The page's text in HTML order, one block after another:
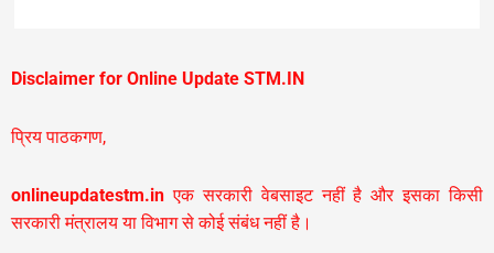
Disclaimer for Online Update STM.IN
प्रिय पाठकगण,
onlineupdatestm.in एक सरकारी वेबसाइट नहीं है और इसका किसी
सरकारी मंत्रालय या विभाग से कोई संबंध नहीं है।